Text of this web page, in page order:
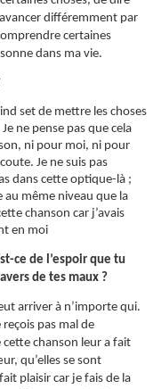
différemment par
certaines
dans ma vie.
set de mettre les choses
ne pense pas que cela
ni pour moi, ni pour
Je ne suis pas
dans cette optique-là ;
au même niveau que la
chanson car j’avais
en moi
ce de l’espoir que tu
de tes maux ?
arriver à n’importe qui.
pas mal de
cette chanson leur a fait
qu’elles se sont
plaisir car je fais de la